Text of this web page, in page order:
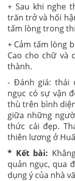
+ Sau khi nghe
trăn trở và hối
tấm lòng trong
+ Cảm tấm lòng
Cao cho chữ và
thành.
- Đánh giá: thái
ngục có sự vận
thù trên bình
giữa những
thức cái đẹp.
thiên lương ở
* Kết bài:
quản ngục, qua
dụng ý của nhà